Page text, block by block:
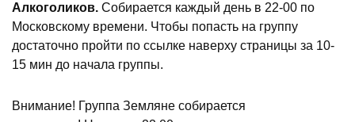
Алкоголиков. Собирается каждый день в 22-00 по
Московскому времени. Чтобы попасть на группу
достаточно пройти по ссылке наверху страницы за 10-
15 мин до начала группы.
Внимание! Группа Земляне собирается